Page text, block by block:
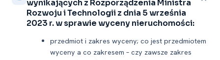
wynikających z Rozporządzenia Ministra
Rozwoju i Technologii z dnia 5 września
2023 r. w sprawie wyceny nieruchomości:
przedmiot i zakres wyceny; co jest przedmiotem
wyceny a co zakresem – czy zawsze zakres